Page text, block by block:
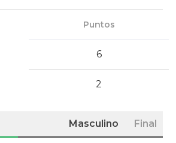
Puntos
6
2
Masculino Final